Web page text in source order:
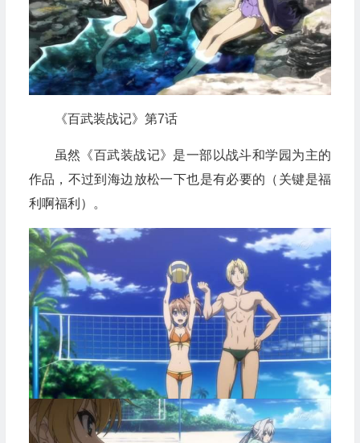
《百武装战记》第7话
虽然《百武装战记》是一部以战斗和学园为主的
作品，不过到海边放松一下也是有必要的（关键是福
利啊福利）。